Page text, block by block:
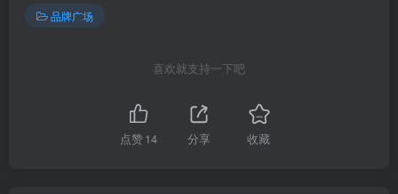
品牌广场
喜欢就支持一下吧
点赞14 分享 收藏